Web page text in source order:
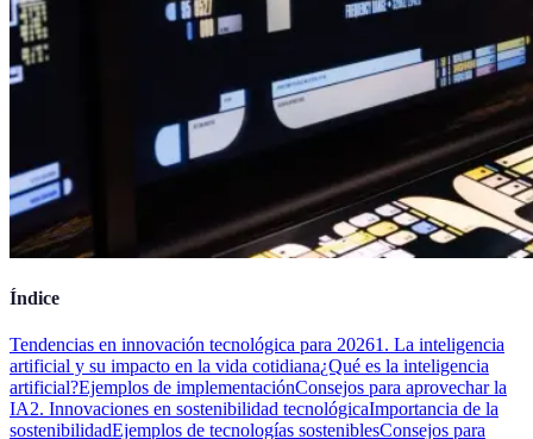
Índice
Tendencias en innovación tecnológica para 20261. La inteligencia
artificial y su impacto en la vida cotidiana¿Qué es la inteligencia
artificial?Ejemplos de implementaciónConsejos para aprovechar la
IA2. Innovaciones en sostenibilidad tecnológicaImportancia de la
sostenibilidadEjemplos de tecnologías sosteniblesConsejos para